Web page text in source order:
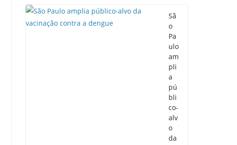
Sã
o
Pa
ulo
am
pli
a
pú
bli
co-
alv
o
da